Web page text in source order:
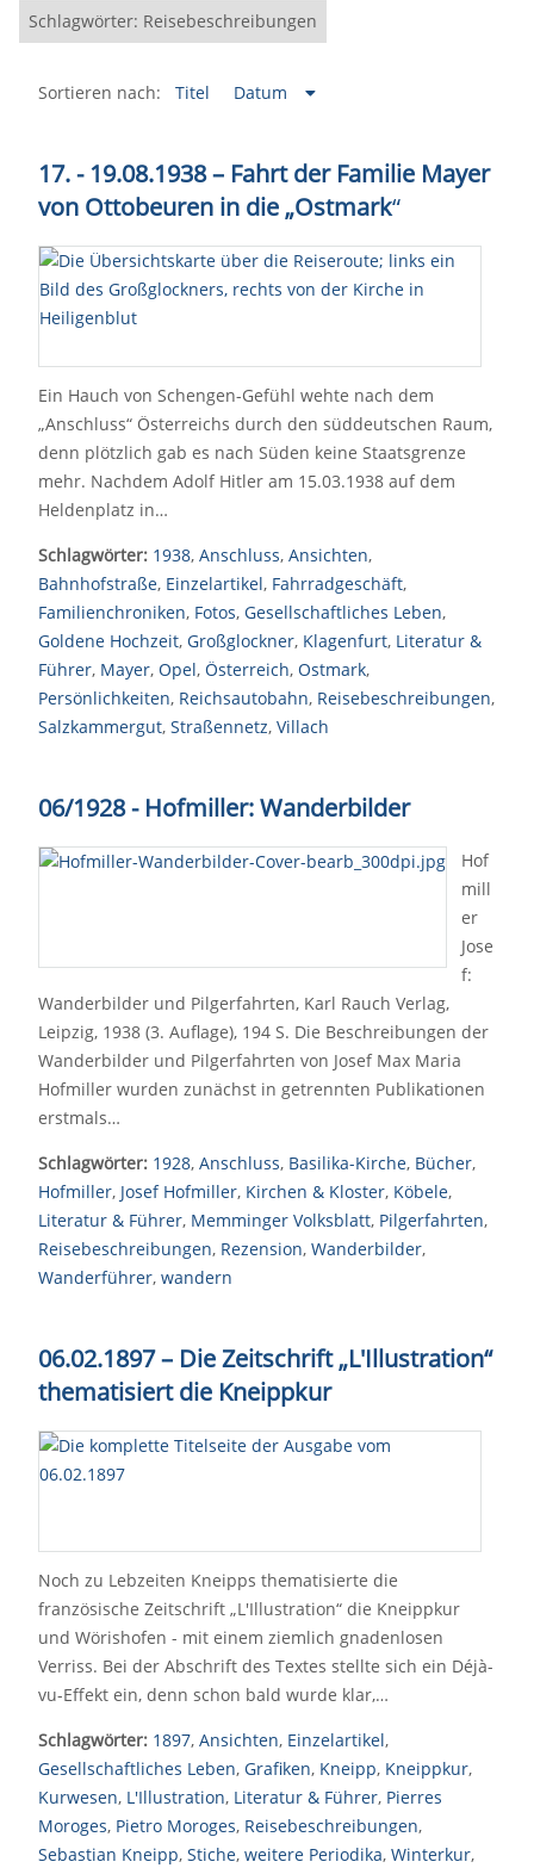
Schlagwörter: Reisebeschreibungen
Sortieren nach: Titel Datum
17. - 19.08.1938 – Fahrt der Familie Mayer
von Ottobeuren in die „Ostmark“
Ein Hauch von Schengen-Gefühl wehte nach dem
„Anschluss“ Österreichs durch den süddeutschen Raum,
denn plötzlich gab es nach Süden keine Staatsgrenze
mehr. Nachdem Adolf Hitler am 15.03.1938 auf dem
Heldenplatz in…
Schlagwörter: 1938, Anschluss, Ansichten,
Bahnhofstraße, Einzelartikel, Fahrradgeschäft,
Familienchroniken, Fotos, Gesellschaftliches Leben,
Goldene Hochzeit, Großglockner, Klagenfurt, Literatur &
Führer, Mayer, Opel, Österreich, Ostmark,
Persönlichkeiten, Reichsautobahn, Reisebeschreibungen,
Salzkammergut, Straßennetz, Villach
06/1928 - Hofmiller: Wanderbilder
Hof
mill
er
Jose
f:
Wanderbilder und Pilgerfahrten, Karl Rauch Verlag,
Leipzig, 1938 (3. Auflage), 194 S. Die Beschreibungen der
Wanderbilder und Pilgerfahrten von Josef Max Maria
Hofmiller wurden zunächst in getrennten Publikationen
erstmals…
Schlagwörter: 1928, Anschluss, Basilika-Kirche, Bücher,
Hofmiller, Josef Hofmiller, Kirchen & Kloster, Köbele,
Literatur & Führer, Memminger Volksblatt, Pilgerfahrten,
Reisebeschreibungen, Rezension, Wanderbilder,
Wanderführer, wandern
06.02.1897 – Die Zeitschrift „L'Illustration“
thematisiert die Kneippkur
Noch zu Lebzeiten Kneipps thematisierte die
französische Zeitschrift „L'Illustration“ die Kneippkur
und Wörishofen - mit einem ziemlich gnadenlosen
Verriss. Bei der Abschrift des Textes stellte sich ein Déjà-
vu-Effekt ein, denn schon bald wurde klar,…
Schlagwörter: 1897, Ansichten, Einzelartikel,
Gesellschaftliches Leben, Grafiken, Kneipp, Kneippkur,
Kurwesen, L'Illustration, Literatur & Führer, Pierres
Moroges, Pietro Moroges, Reisebeschreibungen,
Sebastian Kneipp, Stiche, weitere Periodika, Winterkur,